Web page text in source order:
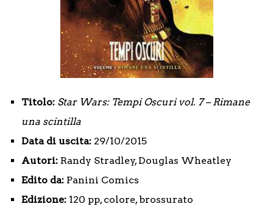
Titolo: Star Wars: Tempi Oscuri vol. 7 – Rimane
una scintilla
Data di uscita: 29/10/2015
Autori: Randy Stradley, Douglas Wheatley
Edito da: Panini Comics
Edizione: 120 pp, colore, brossurato